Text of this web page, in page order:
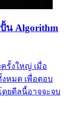
น Algorithm
รั้งใหญ่ เมื่อ
งหมด เพื่อตอบ
ยดีลนี้อาจจะจบ